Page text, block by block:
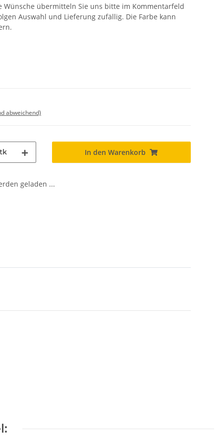
Wünsche übermitteln Sie uns bitte im Kommentarfeld
Auswahl und Lieferung zufällig. Die Farbe kann
abweichend)
In den Warenkorb
geladen ...